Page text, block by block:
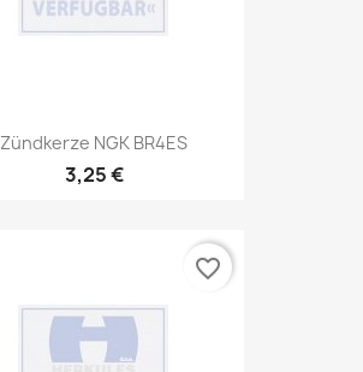
Zündkerze NGK BR4ES
3,25 €
favorite_border